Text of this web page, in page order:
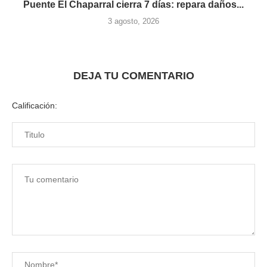
Puente El Chaparral cierra 7 días: repara daños...
3 agosto, 2026
DEJA TU COMENTARIO
Calificación: